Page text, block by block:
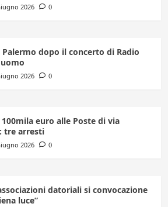
2026 0
Palermo dopo il concerto di Radio
2026 0
euro alle Poste di via
tre arresti
2026 0
datoriali si convocazione
luce”